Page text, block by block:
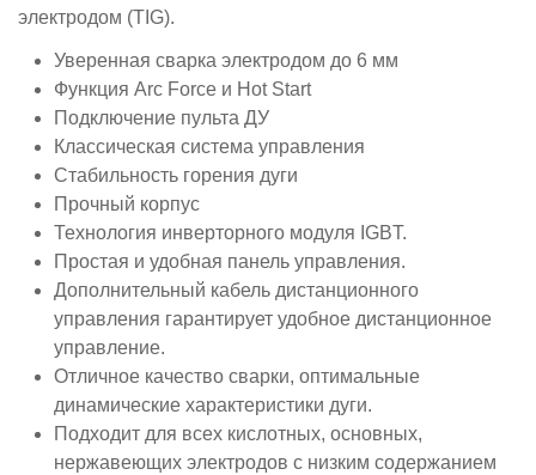
электродом (TIG).
Уверенная сварка электродом до 6 мм
Функция Arc Force и Hot Start
Подключение пульта ДУ
Классическая система управления
Стабильность горения дуги
Прочный корпус
Технология инверторного модуля IGBT.
Простая и удобная панель управления.
Дополнительный кабель дистанционного
управления гарантирует удобное дистанционное
управление.
Отличное качество сварки, оптимальные
динамические характеристики дуги.
Подходит для всех кислотных, основных,
нержавеющих электродов с низким содержанием